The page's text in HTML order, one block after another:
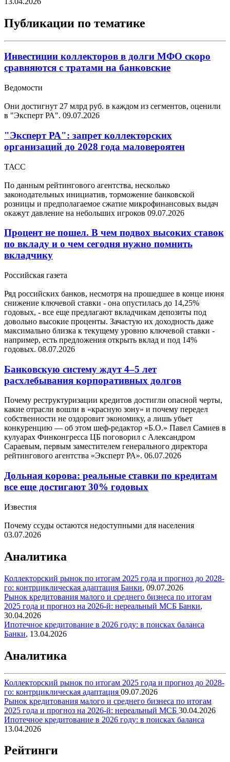
Публикации по тематике
Инвестиции коллекторов в долги МФО скоро
сравняются с тратами на банковские
Ведомости
Они достигнут 27 млрд руб. в каждом из сегментов, оценили
в "Эксперт РА". 09.07.2026
"Эксперт РА": запрет коллекторских
организаций до 2028 года маловероятен
ТАСС
По данным рейтингового агентства, несколько
законодательных инициатив, торможение банковской
розницы и предполагаемое сжатие микрофинансовых выдач
окажут давление на небольших игроков 09.07.2026
Процент не пошел. В чем подвох высоких ставок
по вкладу и о чем сегодня нужно помнить
вкладчику
Российская газета
Ряд российских банков, несмотря на прошедшее в конце июня
снижение ключевой ставки - она опустилась до 14,25%
годовых, - все еще предлагают вкладчикам депозиты под
довольно высокие проценты. Зачастую их доходность даже
максимально близка к текущему уровню ключевой ставки -
например, есть предложения открыть вклад и под 14%
годовых. 08.07.2026
Банковскую систему ждут 4–5 лет
расхлебывания корпоративных долгов
Почему реструктуризации кредитов достигли опасной черты,
какие отрасли вошли в «красную зону» и почему передел
собственности не оздоровит экономику, а лишь убьет
конкуренцию — об этом шеф-редактор «Б.О.» Павел Самиев в
кулуарах Финконгресса ЦБ поговорил с Александром
Сараевым, первым заместителем генерального директора
рейтингового агентства «Эксперт РА». 06.07.2026
Дольная корова: реальные ставки по кредитам
все еще достигают 30% годовых
Известия
Почему ссуды остаются недоступными для населения
03.07.2026
Аналитика
Коллекторский рынок по итогам 2025 года и прогноз до 2028-
го: контрциклическая адаптация Банки, 09.07.2026
Рынок кредитования малого и среднего бизнеса по итогам
2025 года и прогноз на 2026-й: нереальный МСБ Банки,
30.04.2026
Ипотечное кредитование в 2026 году: в поисках баланса
Банки, 13.04.2026
Аналитика
Коллекторский рынок по итогам 2025 года и прогноз до 2028-
го: контрциклическая адаптация 09.07.2026
Рынок кредитования малого и среднего бизнеса по итогам
2025 года и прогноз на 2026-й: нереальный МСБ 30.04.2026
Ипотечное кредитование в 2026 году: в поисках баланса
13.04.2026
Рейтинги